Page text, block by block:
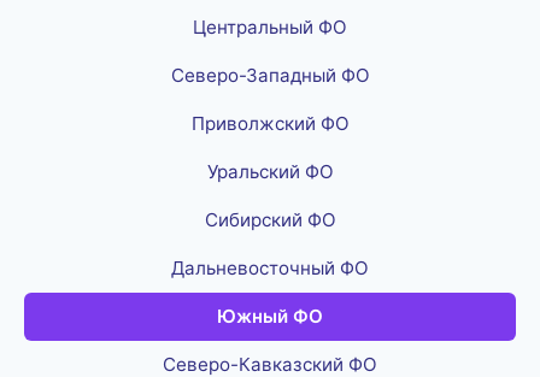
Центральный ФО
Северо-Западный ФО
Приволжский ФО
Уральский ФО
Сибирский ФО
Дальневосточный ФО
Южный ФО
Северо-Кавказский ФО